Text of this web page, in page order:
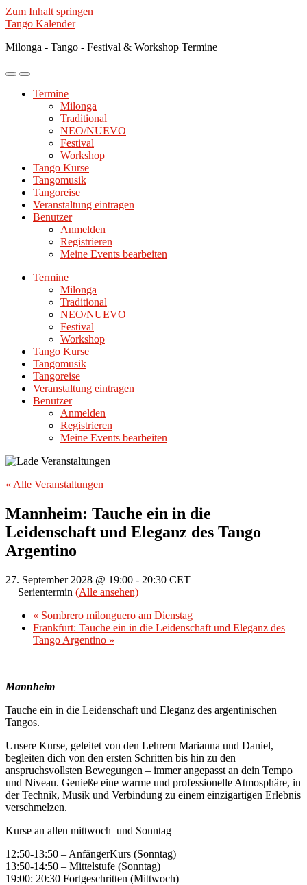
Zum Inhalt springen
Tango Kalender
Milonga - Tango - Festival & Workshop Termine
Mobile-
ein-/ausblenden
Suchfeld
ein-/ausblenden
Termine
Milonga
Traditional
NEO/NUEVO
Festival
Workshop
Tango Kurse
Tangomusik
Tangoreise
Veranstaltung eintragen
Benutzer
Anmelden
Registrieren
Meine Events bearbeiten
Termine
Milonga
Traditional
NEO/NUEVO
Festival
Workshop
Tango Kurse
Tangomusik
Tangoreise
Veranstaltung eintragen
Benutzer
Anmelden
Registrieren
Meine Events bearbeiten
« Alle Veranstaltungen
Mannheim: Tauche ein in die
Leidenschaft und Eleganz des Tango
Argentino
27. September 2028 @ 19:00 - 20:30 CET
Serientermin (Alle ansehen)
« Sombrero milonguero am Dienstag
Frankfurt: Tauche ein in die Leidenschaft und Eleganz des
Tango Argentino »
Mannheim
Tauche ein in die Leidenschaft und Eleganz des argentinischen
Tangos.
Unsere Kurse, geleitet von den Lehrern Marianna und Daniel,
begleiten dich von den ersten Schritten bis hin zu den
anspruchsvollsten Bewegungen – immer angepasst an dein Tempo
und Niveau. Genieße eine warme und professionelle Atmosphäre, in
der Technik, Musik und Verbindung zu einem einzigartigen Erlebnis
verschmelzen.
Kurse an allen mittwoch und Sonntag
12:50-13:50 – AnfängerKurs (Sonntag)
13:50-14:50 – Mittelstufe (Sonntag)
19:00: 20:30 Fortgeschritten (Mittwoch)